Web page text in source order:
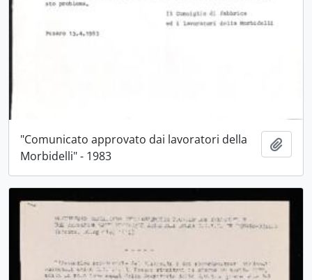
"Comunicato approvato dai lavoratori della
Morbidelli" - 1983